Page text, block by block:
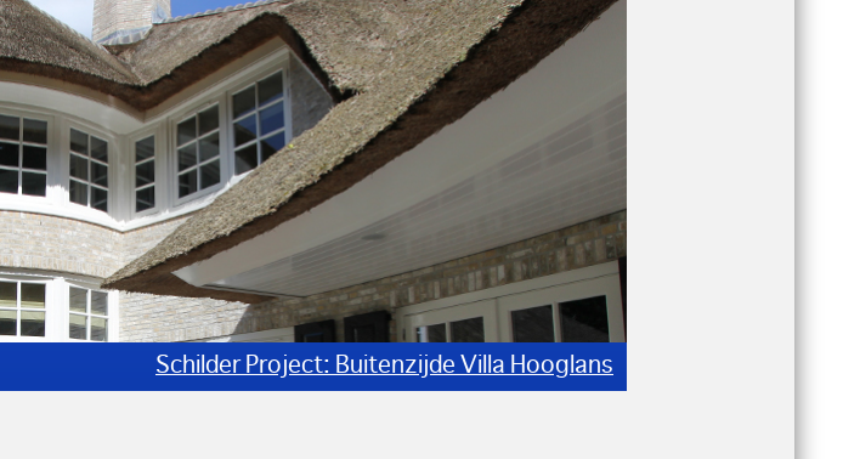
Schilder Project: Buitenzijde Villa Hooglans